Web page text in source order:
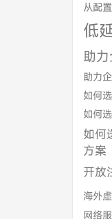
从配
低
助
助力
如何
如何
如何
方案
开放
海外
网络